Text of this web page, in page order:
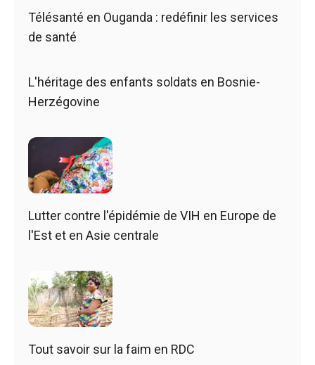
Télésanté en Ouganda : redéfinir les services
de santé
L'héritage des enfants soldats en Bosnie-
Herzégovine
Lutter contre l'épidémie de VIH en Europe de
l'Est et en Asie centrale
Tout savoir sur la faim en RDC